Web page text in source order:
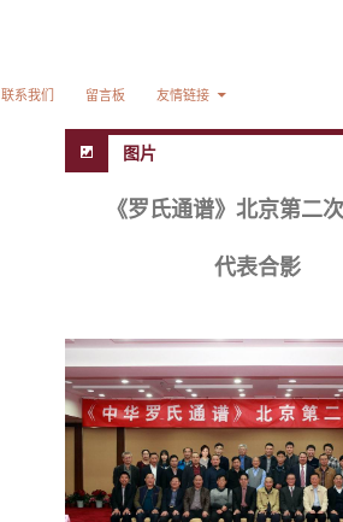
联系我们 留言板 友情链接
图片
《罗氏通谱》北京第二
代表合影